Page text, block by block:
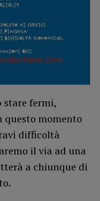
stare fermi,
questo momento
difficoltà
il via ad una
a chiunque di